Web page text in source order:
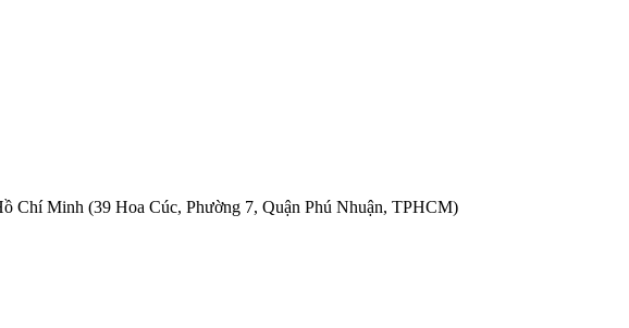
Chí Minh (39 Hoa Cúc, Phường 7, Quận Phú Nhuận, TPHCM)